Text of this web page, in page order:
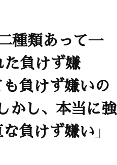
種類あって一
た負けず嫌
も負けず嫌いの
かし、本当に強
負けず嫌い」